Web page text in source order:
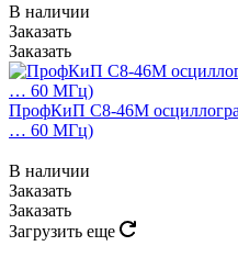
В наличии
Заказать
Заказать
ПрофКиП С8-46М
… 60 МГц)
В наличии
Заказать
Заказать
Загрузить еще